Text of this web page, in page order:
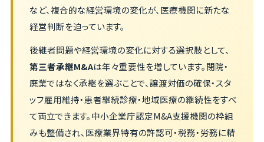
など、複合的な経営環境の変化が、医療機関に新たな
経営判断を迫っています。
後継者問題や経営環境の変化に対する選択肢として、
第三者承継M&Aは年々重要性を増しています。閉院・
廃業ではなく承継を選ぶことで、譲渡対価の確保・スタ
ッフ雇用維持・患者継続診療・地域医療の継続性をすべ
て両立できます。中小企業庁認定M&A支援機関の枠組
みも整備され、医療業界特有の許認可・税務・労務に精